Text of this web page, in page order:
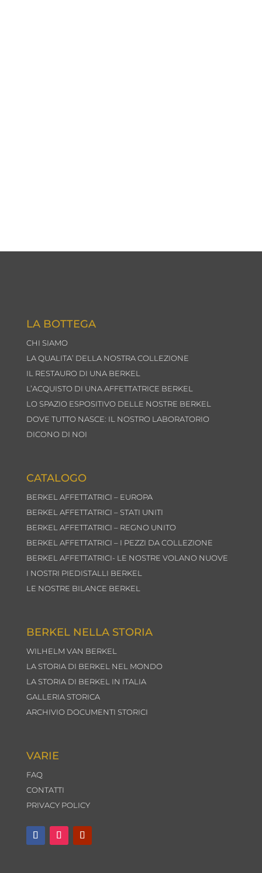
LA BOTTEGA
CHI SIAMO
LA QUALITA’ DELLA NOSTRA COLLEZIONE
IL RESTAURO DI UNA BERKEL
L’ACQUISTO DI UNA AFFETTATRICE BERKEL
LO SPAZIO ESPOSITIVO DELLE NOSTRE BERKEL
DOVE TUTTO NASCE: IL NOSTRO LABORATORIO
DICONO DI NOI
CATALOGO
BERKEL AFFETTATRICI – EUROPA
BERKEL AFFETTATRICI – STATI UNITI
BERKEL AFFETTATRICI – REGNO UNITO
BERKEL AFFETTATRICI – I PEZZI DA COLLEZIONE
BERKEL AFFETTATRICI- LE NOSTRE VOLANO NUOVE
I NOSTRI PIEDISTALLI BERKEL
LE NOSTRE BILANCE BERKEL
BERKEL NELLA STORIA
WILHELM VAN BERKEL
LA STORIA DI BERKEL NEL MONDO
LA STORIA DI BERKEL IN ITALIA
GALLERIA STORICA
ARCHIVIO DOCUMENTI STORICI
VARIE
FAQ
CONTATTI
PRIVACY POLICY